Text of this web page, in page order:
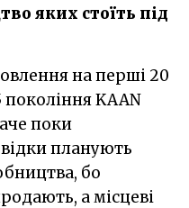
яких стоїть під
KAAN
поки
планують
бо
а місцеві